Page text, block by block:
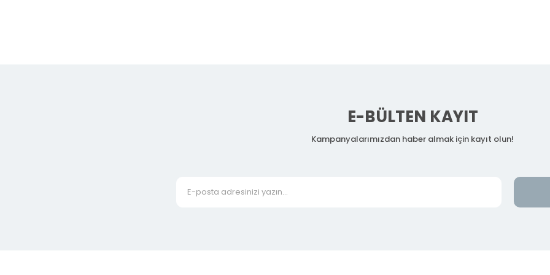
E-BÜLTEN KAYIT
Kampanyalarımızdan haber almak için kayıt olun!